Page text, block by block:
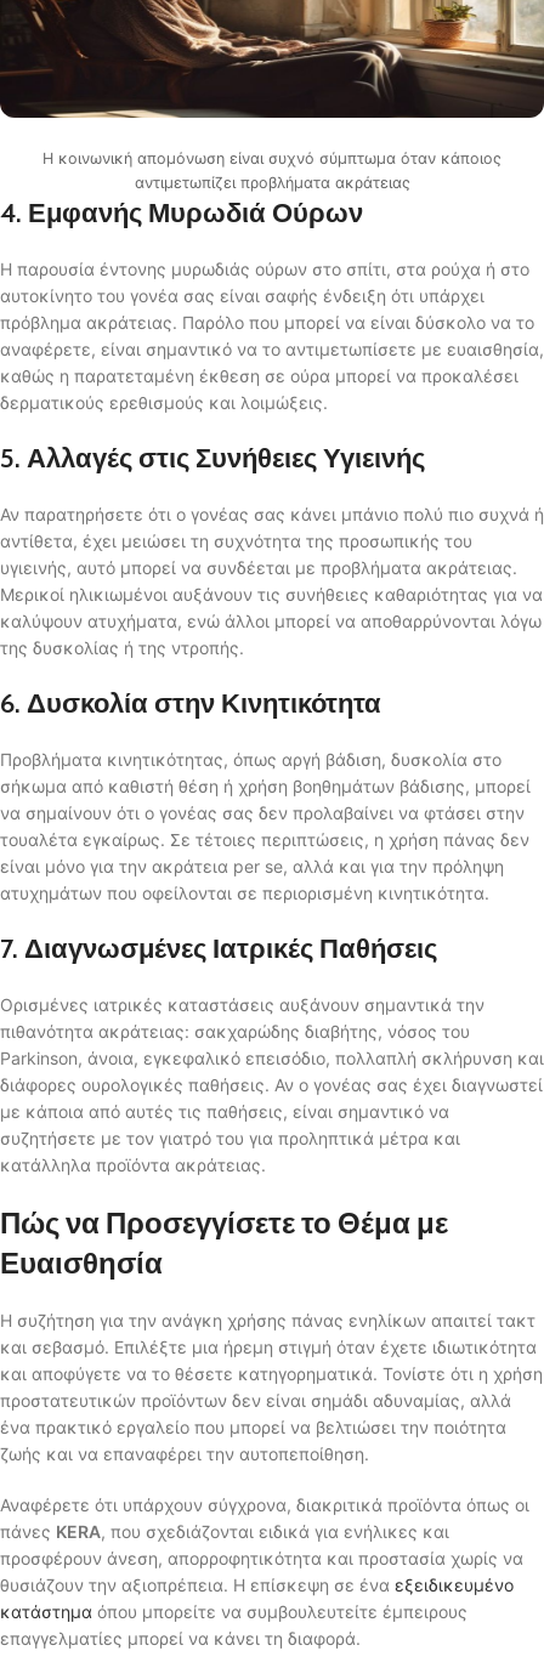
Η κοινωνική απομόνωση είναι συχνό σύμπτωμα όταν κάποιος
αντιμετωπίζει προβλήματα ακράτειας
4. Εμφανής Μυρωδιά Ούρων
Η παρουσία έντονης μυρωδιάς ούρων στο σπίτι, στα ρούχα ή στο
αυτοκίνητο του γονέα σας είναι σαφής ένδειξη ότι υπάρχει
πρόβλημα ακράτειας. Παρόλο που μπορεί να είναι δύσκολο να το
αναφέρετε, είναι σημαντικό να το αντιμετωπίσετε με ευαισθησία,
καθώς η παρατεταμένη έκθεση σε ούρα μπορεί να προκαλέσει
δερματικούς ερεθισμούς και λοιμώξεις.
5. Αλλαγές στις Συνήθειες Υγιεινής
Αν παρατηρήσετε ότι ο γονέας σας κάνει μπάνιο πολύ πιο συχνά ή
αντίθετα, έχει μειώσει τη συχνότητα της προσωπικής του
υγιεινής, αυτό μπορεί να συνδέεται με προβλήματα ακράτειας.
Μερικοί ηλικιωμένοι αυξάνουν τις συνήθειες καθαριότητας για να
καλύψουν ατυχήματα, ενώ άλλοι μπορεί να αποθαρρύνονται λόγω
της δυσκολίας ή της ντροπής.
6. Δυσκολία στην Κινητικότητα
Προβλήματα κινητικότητας, όπως αργή βάδιση, δυσκολία στο
σήκωμα από καθιστή θέση ή χρήση βοηθημάτων βάδισης, μπορεί
να σημαίνουν ότι ο γονέας σας δεν προλαβαίνει να φτάσει στην
τουαλέτα εγκαίρως. Σε τέτοιες περιπτώσεις, η χρήση πάνας δεν
είναι μόνο για την ακράτεια per se, αλλά και για την πρόληψη
ατυχημάτων που οφείλονται σε περιορισμένη κινητικότητα.
7. Διαγνωσμένες Ιατρικές Παθήσεις
Ορισμένες ιατρικές καταστάσεις αυξάνουν σημαντικά την
πιθανότητα ακράτειας: σακχαρώδης διαβήτης, νόσος του
Parkinson, άνοια, εγκεφαλικό επεισόδιο, πολλαπλή σκλήρυνση και
διάφορες ουρολογικές παθήσεις. Αν ο γονέας σας έχει διαγνωστεί
με κάποια από αυτές τις παθήσεις, είναι σημαντικό να
συζητήσετε με τον γιατρό του για προληπτικά μέτρα και
κατάλληλα προϊόντα ακράτειας.
Πώς να Προσεγγίσετε το Θέμα με
Ευαισθησία
Η συζήτηση για την ανάγκη χρήσης πάνας ενηλίκων απαιτεί τακτ
και σεβασμό. Επιλέξτε μια ήρεμη στιγμή όταν έχετε ιδιωτικότητα
και αποφύγετε να το θέσετε κατηγορηματικά. Τονίστε ότι η χρήση
προστατευτικών προϊόντων δεν είναι σημάδι αδυναμίας, αλλά
ένα πρακτικό εργαλείο που μπορεί να βελτιώσει την ποιότητα
ζωής και να επαναφέρει την αυτοπεποίθηση.
Αναφέρετε ότι υπάρχουν σύγχρονα, διακριτικά προϊόντα όπως οι
πάνες KERA, που σχεδιάζονται ειδικά για ενήλικες και
προσφέρουν άνεση, απορροφητικότητα και προστασία χωρίς να
θυσιάζουν την αξιοπρέπεια. Η επίσκεψη σε ένα εξειδικευμένο
κατάστημα όπου μπορείτε να συμβουλευτείτε έμπειρους
επαγγελματίες μπορεί να κάνει τη διαφορά.